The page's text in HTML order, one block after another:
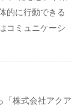
的に行動できる
コミュニケーシ
「株式会社アクア